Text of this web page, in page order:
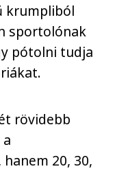
krumpliból
sportolónak
pótolni tudja
rövidebb
20, 30,